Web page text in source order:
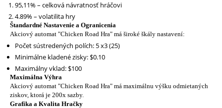
95,11% – celková návratnosť hráčovi
4.89% – volatilita hry
Štandardné Nastavenie a Ogranicenia
Akciový automat "Chicken Road Hra" má široké škály nastavení:
Počet sústredených polích: 5 x3 (25)
Minimálne kladené zisky: $0.10
Maximálny vklad: $100
Maximálna Výhra
Akciový automat "Chicken Road Hra" má maximálnu výšku odmietaných
ziskov, ktorá je 200x sazby.
Grafika a Kvalita Hračky